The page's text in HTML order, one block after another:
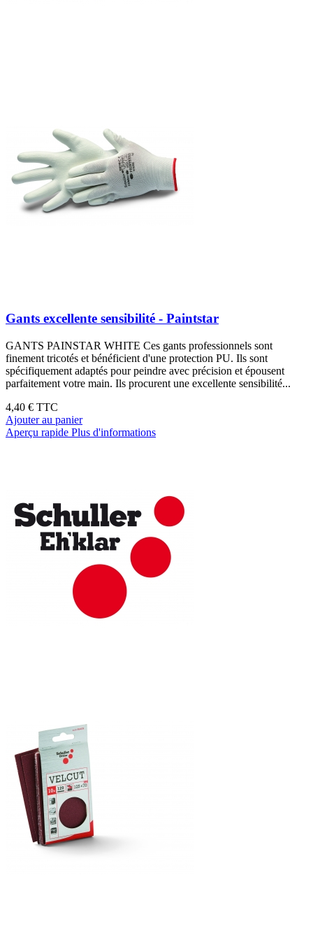
Gants excellente sensibilité - Paintstar
GANTS PAINSTAR WHITE Ces gants professionnels sont
finement tricotés et bénéficient d'une protection PU. Ils sont
spécifiquement adaptés pour peindre avec précision et épousent
parfaitement votre main. Ils procurent une excellente sensibilité...
4,40 € TTC
Ajouter au panier
Aperçu rapide Plus d'informations